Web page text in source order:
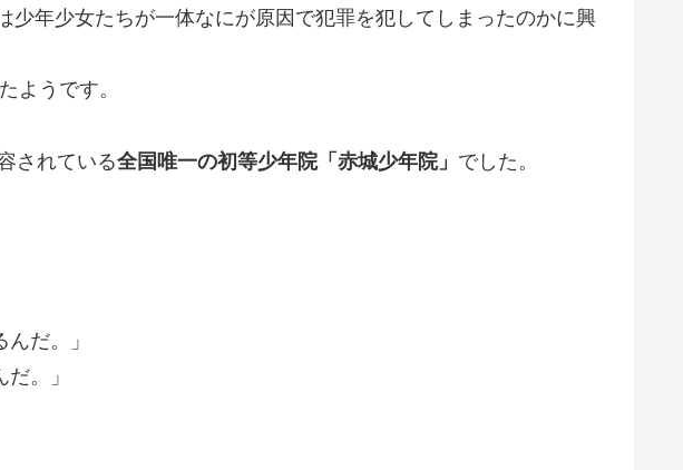
少年少女たちが一体なにが原因で犯罪を犯してしまったのかに興
ようです。
されている全国唯一の初等少年院「赤城少年院」 でした。
だ。」
。」